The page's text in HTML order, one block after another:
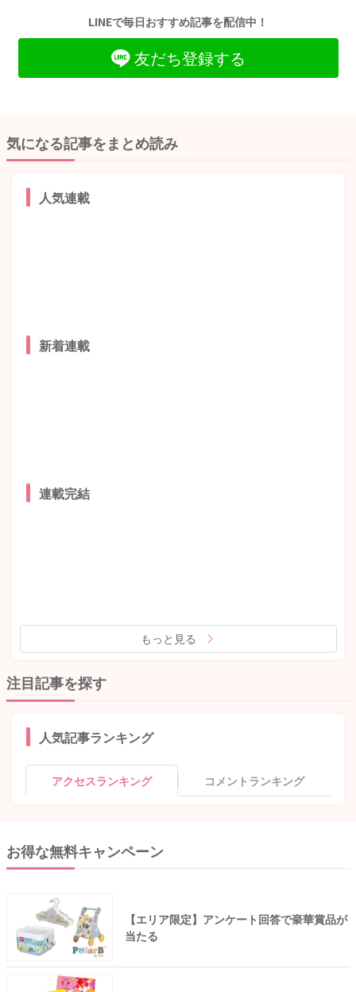
LINEで毎日おすすめ記事を配信中！
友だち登録する
気になる記事をまとめ読み
人気連載
新着連載
連載完結
もっと見る
注目記事を探す
人気記事ランキング
アクセスランキング コメントランキング
お得な無料キャンペーン
【エリア限定】アンケート回答で豪華賞品が
当たる